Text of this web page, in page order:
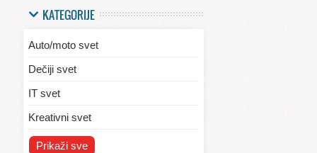
KATEGORIJE
Auto/moto svet
Dečiji svet
IT svet
Kreativni svet
Svet ekologije
Prikaži sve